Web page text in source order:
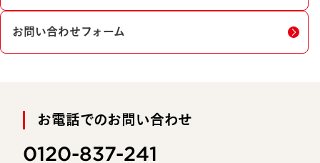
お問い合わせフォーム
お電話でのお問い合わせ
0120-837-241